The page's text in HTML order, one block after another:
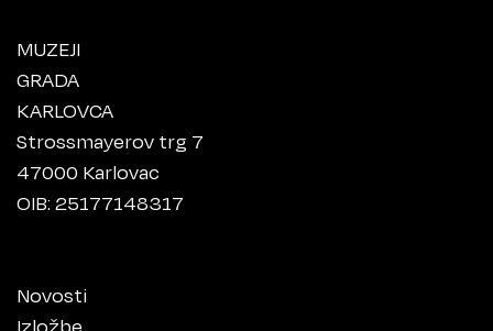
MUZEJI
GRADA
KARLOVCA
Strossmayerov trg 7
47000 Karlovac
OIB: 25177148317
Novosti